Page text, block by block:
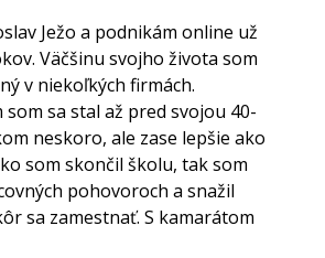
Ježo a podnikám online už
Väčšinu svojho života som
v niekoľkých firmách.
sa stal až pred svojou 40-
neskoro, ale zase lepšie ako
som skončil školu, tak som
pohovoroch a snažil
sa zamestnať. S kamarátom